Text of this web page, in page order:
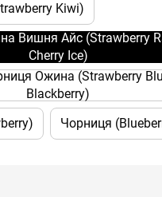
Kiwi)
Вишня Айс (Strawberry
Cherry Ice)
Ожина (Strawberry
Blackberry)
Чорниця